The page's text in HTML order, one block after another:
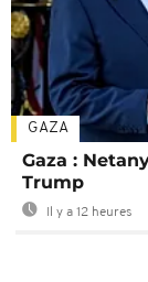
GAZA
Gaza :
Trump
Il y a 12 heures